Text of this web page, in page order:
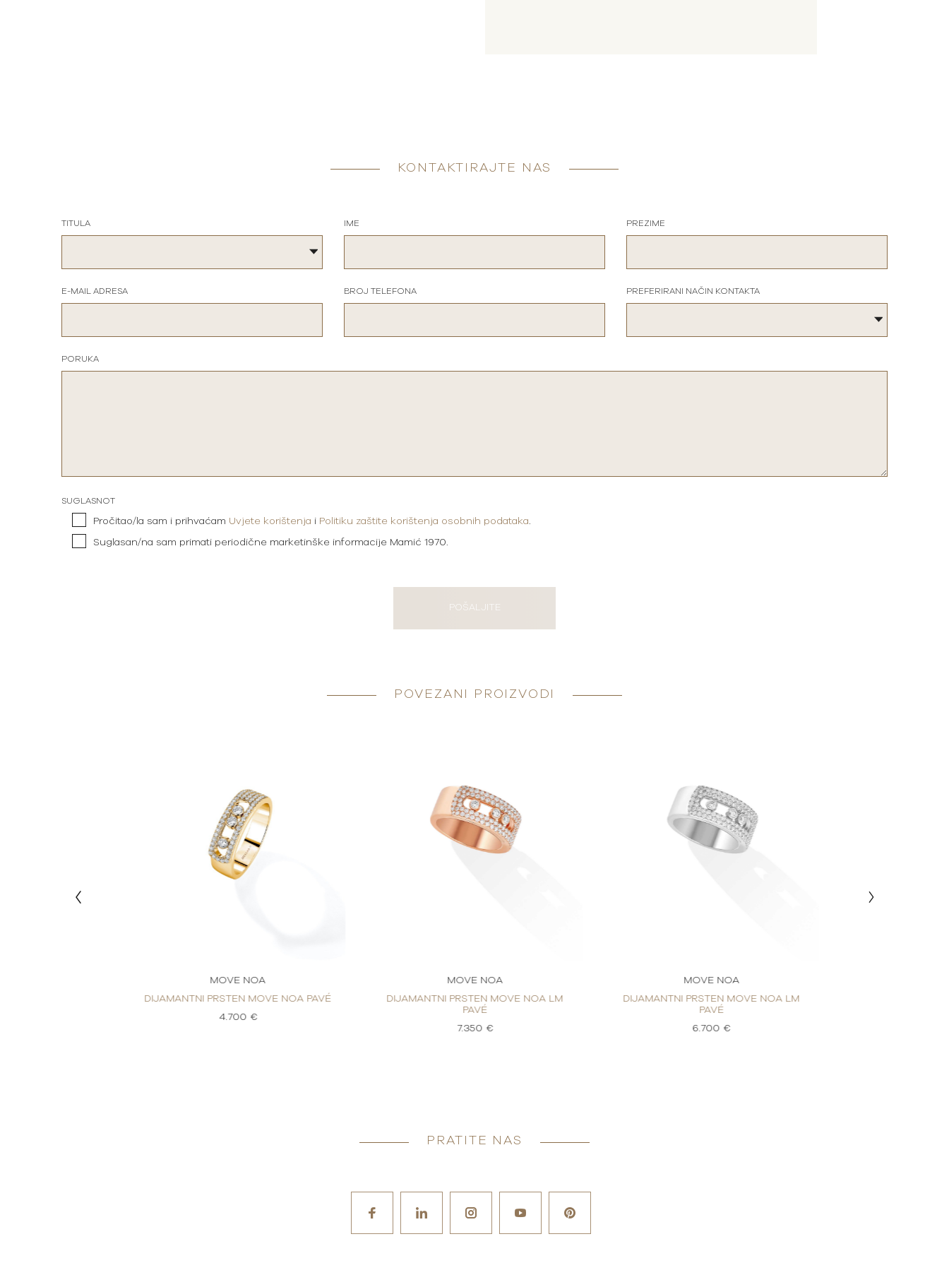
KONTAKTIRAJTE NAS
TITULA IME PREZIME
E-MAIL ADRESA BROJ TELEFONA PREFERIRANI NAČIN KONTAKTA
PORUKA
SUGLASNOT
Pročitao/la sam i prihvaćam Uvjete korištenja i Politiku zaštite korištenja osobnih podataka.
Suglasan/na sam primati periodične marketinške informacije Mamić 1970.
POŠALJITE
POVEZANI PROIZVODI
MOVE NOA
DIJAMANTNI PRSTEN MOVE NOA PAVÉ
4.700 €
MOVE NOA
DIJAMANTNI PRSTEN MOVE NOA LM
PAVÉ
7.350 €
MOVE NOA
DIJAMANTNI PRSTEN MOVE NOA LM
PAVÉ
6.700 €
PRATITE NAS